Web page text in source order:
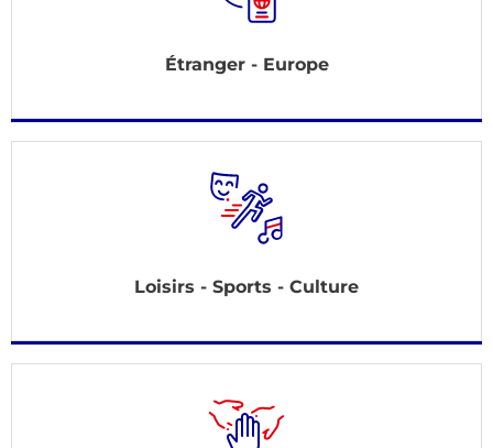
Étranger - Europe
Loisirs - Sports - Culture